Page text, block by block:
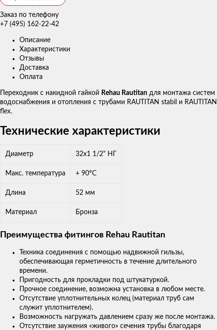
Заказ по телефону
+7 (495) 162-22-42
Описание
Характеристики
Отзывы
Доставка
Оплата
Переходник с накидной гайкой Rehau Rautitan для монтажа систем
водоснабжения и отопления с трубами RAUTITAN stabil и RAUTITAN
flex.
Технические характеристики
Диаметр 32x1 1/2" НГ
Макс. температура + 90°С
Длина 52 мм
Материал Бронза
Преимущества фитингов Rehau Rautitan
Техника соединения с помощью надвижной гильзы,
обеспечивающая герметичность в течение длительного
времени.
Пригодность для прокладки под штукатуркой.
Прочное соединение, возможна установка в любом месте.
Отсутствие уплотнительных колец (материал труб сам
служит уплотнителем).
Возможность нагружать давлением сразу же после монтажа.
Отсутствие заужения «живого» сечения трубы благодаря